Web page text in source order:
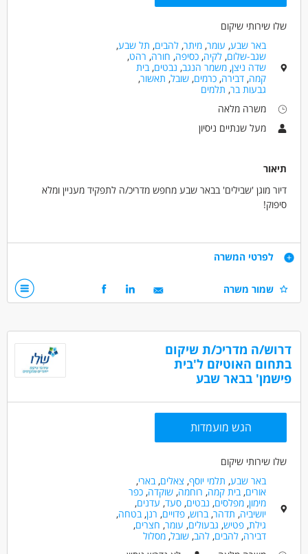
בני 40 פלוס
שלו שירותי שיקום
באר שבע, עומר,מיתר,להבים, תל שבע,
שגב-שלום,לקיה,כסיפה, חורה, רהט,
שדה ניצן,משמר הנגב, נבטים,בית
קמה,דבירה,כרמים,שובל, תאשור,
גבעות בר, תלמים
משרה מלאה
מעל שנתיים ניסיון
תיאור
דיור מוגן 'שבילים' בבאר שבע מחפש מדריכ/ה לתפקיד מעניין ומלא
סיפוק!
בניה ועבודה על תוכנית השיקום של המתמודד/ת
תינתן הכשרה מקצועית קבועה!
עבודה במשרה מלאה עם שעות גמישות
אפשרויות פיתוח וקידום,
סבסוד לימודים לתואר טיפולי,
המלצה לתואר שני ועוד!
דרישות
אמפתיה ואסרטיביות
חינוך, הוראה והדרכה - מדריך/ה
כללי /ללא הכשרה - עובד/ת כללי
מדעי החברה - סטודנטים
מאפייני משרה
מעל שנתיים ניסיון
עבודה ללא ניסיון
אקדמאים ללא נסיון
לפרטי המשרה
שמור משרה
דרוש/ה מדריכ/ת שיקום
בתחום האוטיזם ל'בית
פישמן' בבאר שבע
הגש מועמדות
שלו שירותי שיקום
באר שבע, תלמי יוסף, צאלים,בארי,
אורים,בית קמה, רוחמה,שוקדה,כפר
מימון,מפלסים, נבטים,סעד,עדנים,
יושיביה, תדהר,ברוש,פדויים, רנן,בטחה,
גילת,פטיש, גבעולים, עומר, חצרים,
דבירה,להבים,להב,שובל,מסלול